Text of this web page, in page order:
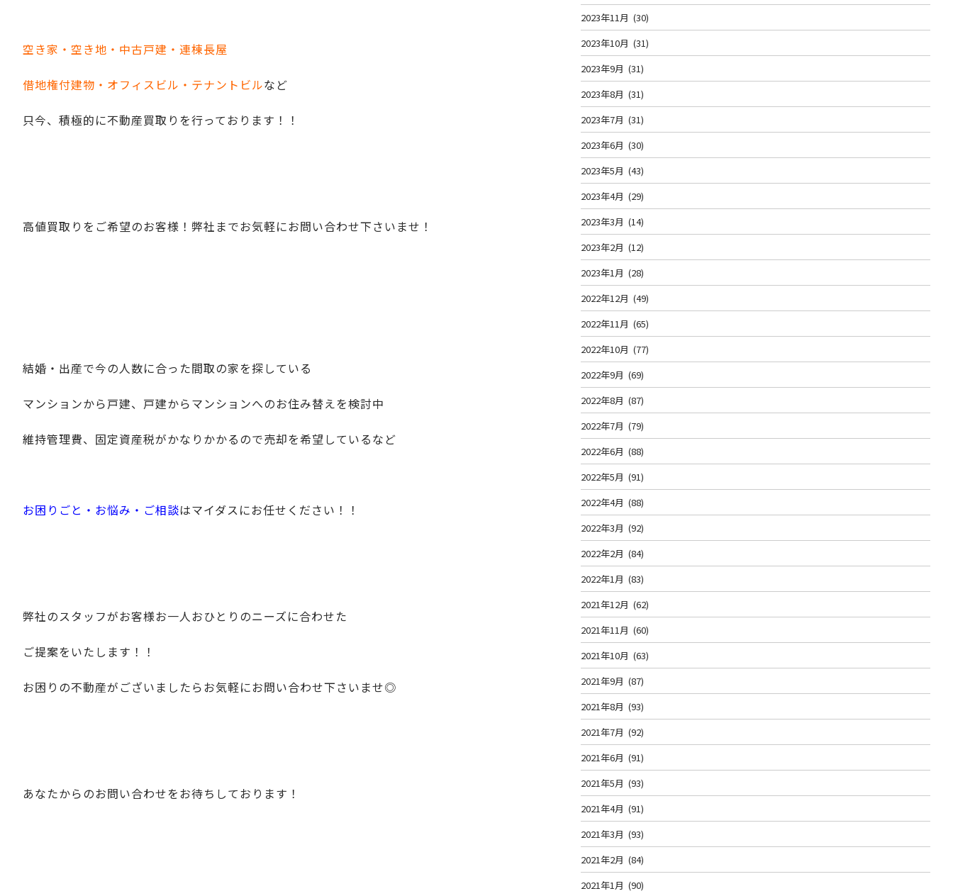
空き家・空き地・中古戸建・連棟長屋
借地権付建物・オフィスビル・テナントビルなど
只今、積極的に不動産買取りを行っております！！
高値買取りをご希望のお客様！弊社までお気軽にお問い合わせ下さいませ！
結婚・出産で今の人数に合った間取の家を探している
マンションから戸建、戸建からマンションへのお住み替えを検討中
維持管理費、固定資産税がかなりかかるので売却を希望しているなど
お困りごと・お悩み・ご相談はマイダスにお任せください！！
弊社のスタッフがお客様お一人おひとりのニーズに合わせた
ご提案をいたします！！
お困りの不動産がございましたらお気軽にお問い合わせ下さいませ◎
あなたからのお問い合わせをお待ちしております！
2023年11月 (30)
2023年10月 (31)
2023年9月 (31)
2023年8月 (31)
2023年7月 (31)
2023年6月 (30)
2023年5月 (43)
2023年4月 (29)
2023年3月 (14)
2023年2月 (12)
2023年1月 (28)
2022年12月 (49)
2022年11月 (65)
2022年10月 (77)
2022年9月 (69)
2022年8月 (87)
2022年7月 (79)
2022年6月 (88)
2022年5月 (91)
2022年4月 (88)
2022年3月 (92)
2022年2月 (84)
2022年1月 (83)
2021年12月 (62)
2021年11月 (60)
2021年10月 (63)
2021年9月 (87)
2021年8月 (93)
2021年7月 (92)
2021年6月 (91)
2021年5月 (93)
2021年4月 (91)
2021年3月 (93)
2021年2月 (84)
2021年1月 (90)